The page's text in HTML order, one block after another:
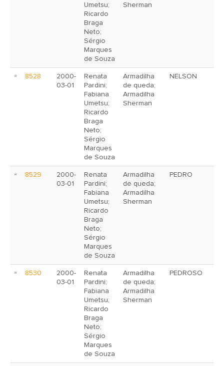
Umetsu;
Ricardo
Braga
Neto;
Sérgio
Marques
de Souza
Sherman
8528
2000-
03-01
Renata
Pardini;
Fabiana
Umetsu;
Ricardo
Braga
Neto;
Sérgio
Marques
de Souza
Armadilha
de queda;
Armadilha
Sherman
NELSON
8529
2000-
03-01
Renata
Pardini;
Fabiana
Umetsu;
Ricardo
Braga
Neto;
Sérgio
Marques
de Souza
Armadilha
de queda;
Armadilha
Sherman
PEDRO
8530
2000-
03-01
Renata
Pardini;
Fabiana
Umetsu;
Ricardo
Braga
Neto;
Sérgio
Marques
de Souza
Armadilha
de queda;
Armadilha
Sherman
PEDROSO